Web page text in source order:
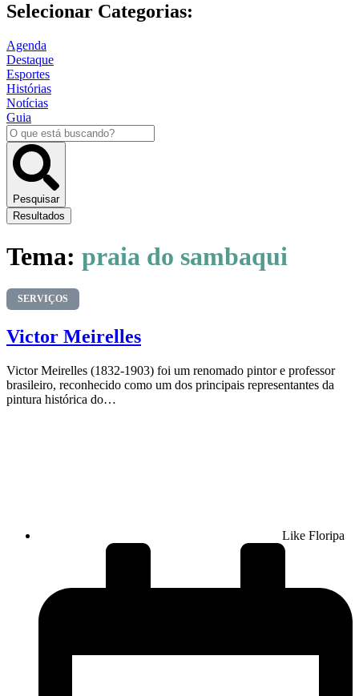
Selecionar Categorias:
Agenda
Destaque
Esportes
Histórias
Notícias
Guia
Pesquisar
...
Pesquisar
Resultados
Tema: praia do sambaqui
SERVIÇOS
Victor Meirelles
Victor Meirelles (1832-1903) foi um renomado pintor e professor
brasileiro, reconhecido como um dos principais representantes da
pintura histórica do…
Like Floripa